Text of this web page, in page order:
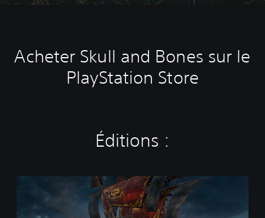
Acheter Skull and Bones sur le
PlayStation Store
Éditions :